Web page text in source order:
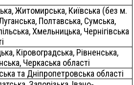
Житомирська, Київська (без м.
Полтавська, Сумська,
Хмельницька, Чернігівська
Кіровоградська, Рівненська,
Черкаська області
та Дніпропетровська області